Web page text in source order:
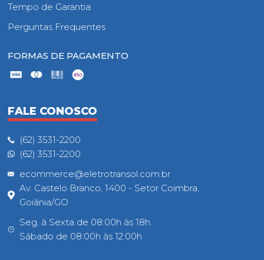
Tempo de Garantia
Perguntas Frequentes
FORMAS DE PAGAMENTO
FALE CONOSCO
(62) 3531-2200
(62) 3531-2200
ecommerce@eletrotransol.com.br
Av. Castelo Branco, 1400 - Setor Coimbra,
Goiânia/GO
Seg. à Sexta de 08:00h às 18h.
Sábado de 08:00h às 12:00h